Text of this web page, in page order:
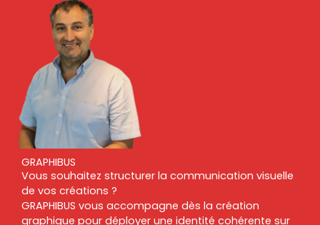
GRAPHIBUS
Vous souhaitez structurer la communication visuelle
de vos créations ?
GRAPHIBUS vous accompagne dès la création
graphique pour déployer une identité cohérente sur